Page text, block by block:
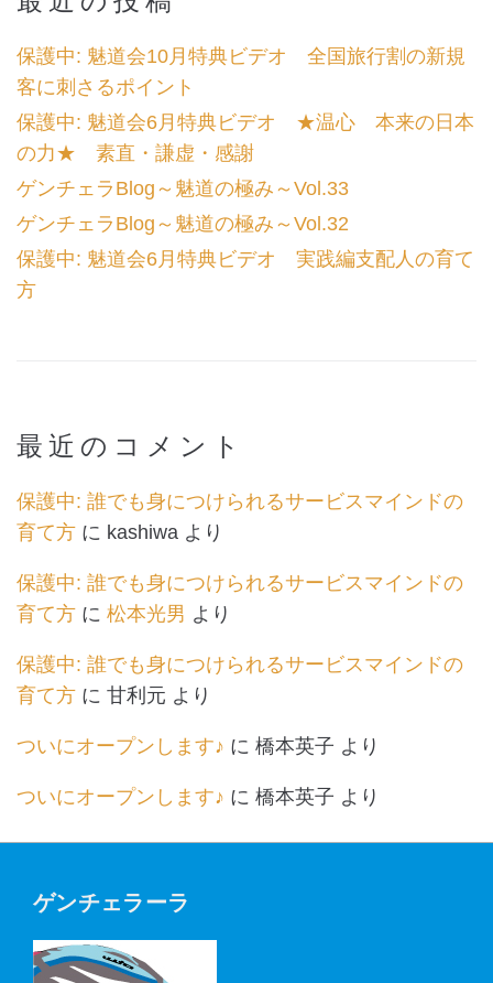
保護中: 魅道会10月特典ビデオ 全国旅行割の新規
客に刺さるポイント
保護中: 魅道会6月特典ビデオ ★温心 本来の日本
の力★ 素直・謙虚・感謝
ゲンチェラBlog～魅道の極み～Vol.33
ゲンチェラBlog～魅道の極み～Vol.32
保護中: 魅道会6月特典ビデオ 実践編支配人の育て
方
最近のコメント
保護中: 誰でも身につけられるサービスマインドの
育て方 に kashiwa より
保護中: 誰でも身につけられるサービスマインドの
育て方 に 松本光男 より
保護中: 誰でも身につけられるサービスマインドの
育て方 に 甘利元 より
ついにオープンします♪ に 橋本英子 より
ついにオープンします♪ に 橋本英子 より
ゲンチェラーラ